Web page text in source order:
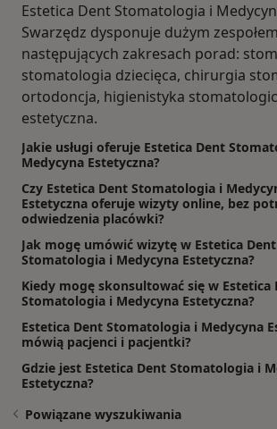
Estetica Dent Stomatologia i
Swarzędz dysponuje dużym
następujących zakresach porad:
stomatologia dziecięca, chirurgia
ortodoncja, higienistyka
estetyczna.
Jakie usługi oferuje Estetica Dent
Medycyna Estetyczna?
Czy Estetica Dent Stomatologia i
Estetyczna oferuje wizyty online, bez
odwiedzenia placówki?
Jak mogę umówić wizytę w Estetica Dent
Stomatologia i Medycyna Estetyczna?
Kiedy mogę skonsultować się w Estetica
Stomatologia i Medycyna Estetyczna?
Estetica Dent Stomatologia i Medycyna
mówią pacjenci i pacjentki?
Gdzie jest Estetica Dent Stomatologia i
Estetyczna?
Powiązane wyszukiwania